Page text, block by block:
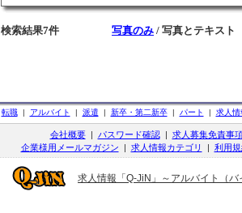
検索結果7件 写真のみ / 写真とテキスト
転職| アルバイト | 派遣 | 新卒・第二新卒| パート | 求人情
会社概要| パスワード確認| 求人募集免責事
企業様用メールマガジン | 求人情報カテゴリ | 利用
求人情報「Q-JiN」～アルバイト（